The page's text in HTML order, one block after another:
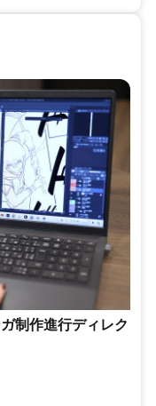
制作進行ディレク